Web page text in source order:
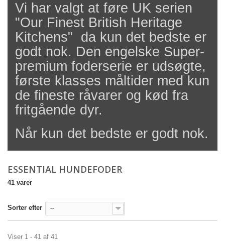
Vi har valgt at føre UK serien
"Our Finest British Heritage
Kitchens" da kun det bedste er
godt nok. Den engelske Super-
premium foderserie er udsøgte,
første klasses måltider med kun
de fineste råvarer og kød fra
fritgående dyr.
Når kun det bedste er godt nok.
ESSENTIAL HUNDEFODER
41 varer
Sorter efter --
Viser 1 - 41 af 41